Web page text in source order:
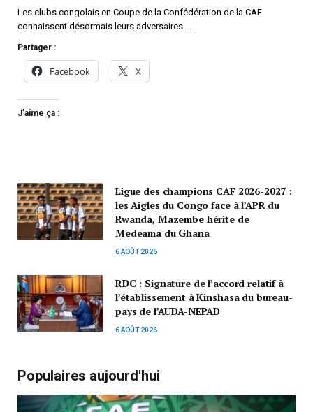
Les clubs congolais en Coupe de la Confédération de la CAF
connaissent désormais leurs adversaires.…
Partager :
Facebook X
J’aime ça :
Ligue des champions CAF 2026-2027 :
les Aigles du Congo face à l’APR du
Rwanda, Mazembe hérite de
Medeama du Ghana
6 AOÛT 2026
RDC : Signature de l’accord relatif à
l’établissement à Kinshasa du bureau-
pays de l’AUDA-NEPAD
6 AOÛT 2026
Populaires aujourd'hui